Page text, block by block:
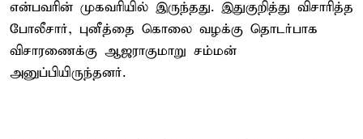
என்பவரின் முகவரியில் இருந்தது. இதுகுறித்து விசாரித்த
போலீசார், புனீத்தை கொலை வழக்கு தொடர்பாக
விசாரணைக்கு ஆஜராகுமாறு சம்மன்
அனுப்பியிருந்தனர்.